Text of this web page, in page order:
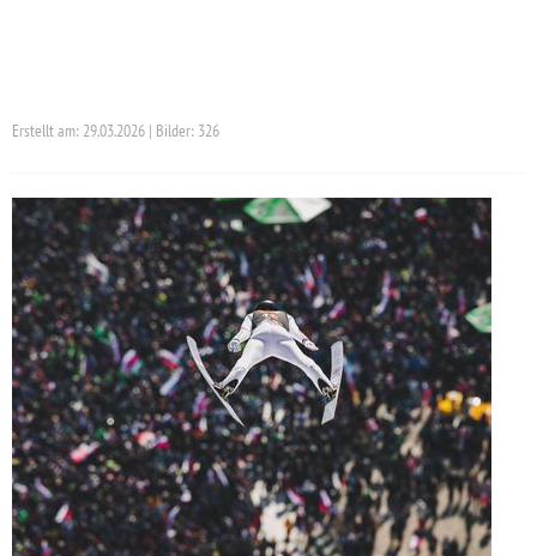
Erstellt am: 29.03.2026 | Bilder: 326